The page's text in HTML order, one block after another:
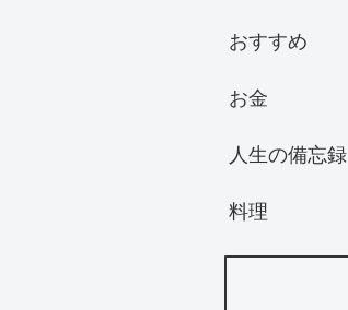
おすすめ
お金
人生の備忘録
料理